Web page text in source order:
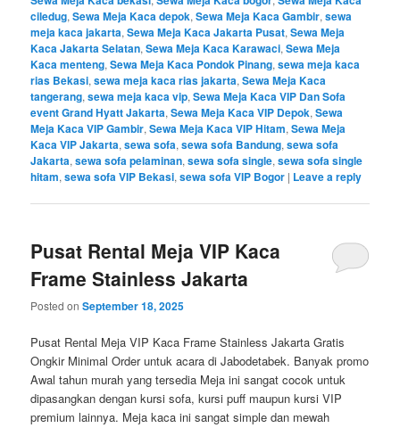
ciledug,Sewa Meja Kaca depok,Sewa Meja Kaca Gambir,sewa
meja kaca jakarta,Sewa Meja Kaca Jakarta Pusat,Sewa Meja
Kaca Jakarta Selatan,Sewa Meja Kaca Karawaci,Sewa Meja
Kaca menteng,Sewa Meja Kaca Pondok Pinang,sewa meja kaca
rias Bekasi,sewa meja kaca rias jakarta,Sewa Meja Kaca
tangerang,sewa meja kaca vip,Sewa Meja Kaca VIP Dan Sofa
event Grand Hyatt Jakarta,Sewa Meja Kaca VIP Depok,Sewa
Meja Kaca VIP Gambir,Sewa Meja Kaca VIP Hitam,Sewa Meja
Kaca VIP Jakarta,sewa sofa,sewa sofa Bandung,sewa sofa
Jakarta,sewa sofa pelaminan,sewa sofa single,sewa sofa single
hitam,sewa sofa VIP Bekasi,sewa sofa VIP Bogor | Leave a reply
Pusat Rental Meja VIP Kaca
Frame Stainless Jakarta
Posted onSeptember 18, 2025
Pusat Rental Meja VIP Kaca Frame Stainless Jakarta Gratis
Ongkir Minimal Order untuk acara di Jabodetabek. Banyak promo
Awal tahun murah yang tersedia Meja ini sangat cocok untuk
dipasangkan dengan kursi sofa, kursi puff maupun kursi VIP
premium lainnya. Meja kaca ini sangat simple dan mewah